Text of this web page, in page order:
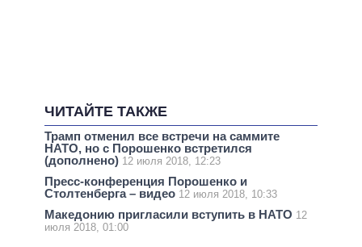
ЧИТАЙТЕ ТАКЖЕ
Трамп отменил все встречи на саммите
НАТО, но с Порошенко встретился
(дополнено) 12 июля 2018, 12:23
Пресс-конференция Порошенко и
Столтенберга – видео 12 июля 2018, 10:33
Македонию пригласили вступить в НАТО 12
июля 2018, 01:00